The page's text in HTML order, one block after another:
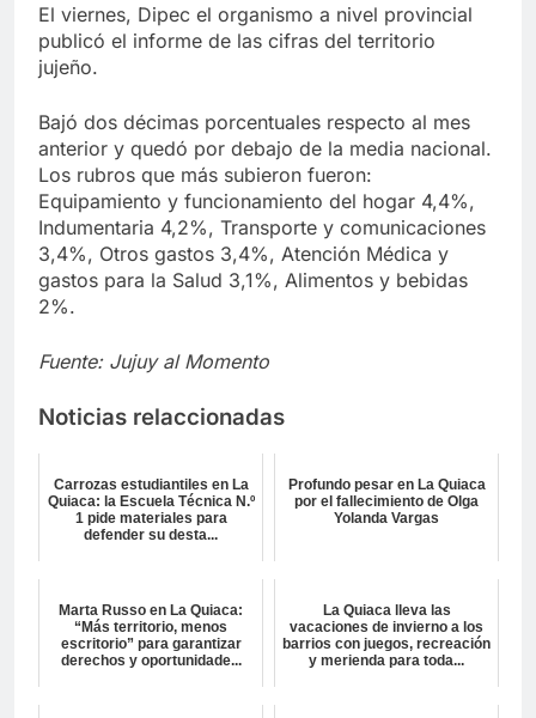
El viernes, Dipec el organismo a nivel provincial
publicó el informe de las cifras del territorio
jujeño.
Bajó dos décimas porcentuales respecto al mes
anterior y quedó por debajo de la media nacional.
Los rubros que más subieron fueron:
Equipamiento y funcionamiento del hogar 4,4%,
Indumentaria 4,2%, Transporte y comunicaciones
3,4%, Otros gastos 3,4%, Atención Médica y
gastos para la Salud 3,1%, Alimentos y bebidas
2%.
Fuente: Jujuy al Momento
Noticias relaccionadas
Carrozas estudiantiles en La
Quiaca: la Escuela Técnica N.º
1 pide materiales para
defender su desta...
Profundo pesar en La Quiaca
por el fallecimiento de Olga
Yolanda Vargas
Marta Russo en La Quiaca:
“Más territorio, menos
escritorio” para garantizar
derechos y oportunidade...
La Quiaca lleva las
vacaciones de invierno a los
barrios con juegos, recreación
y merienda para toda...